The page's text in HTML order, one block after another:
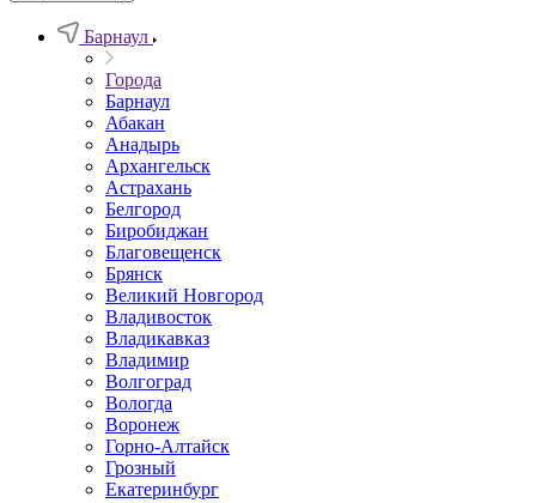
Барнаул
Города
Барнаул
Абакан
Анадырь
Архангельск
Астрахань
Белгород
Биробиджан
Благовещенск
Брянск
Великий Новгород
Владивосток
Владикавказ
Владимир
Волгоград
Вологда
Воронеж
Горно-Алтайск
Грозный
Екатеринбург